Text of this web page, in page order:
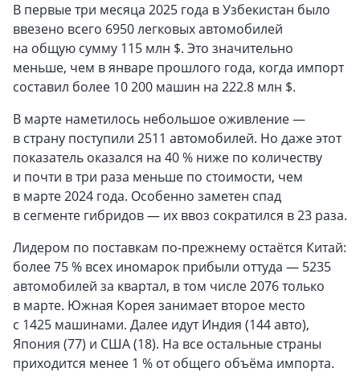
В первые три месяца 2025 года в Узбекистан было
ввезено всего 6950 легковых автомобилей
на общую сумму 115 млн $. Это значительно
меньше, чем в январе прошлого года, когда импорт
составил более 10 200 машин на 222.8 млн $.
В марте наметилось небольшое оживление —
в страну поступили 2511 автомобилей. Но даже этот
показатель оказался на 40 % ниже по количеству
и почти в три раза меньше по стоимости, чем
в марте 2024 года. Особенно заметен спад
в сегменте гибридов — их ввоз сократился в 23 раза.
Лидером по поставкам по-прежнему остаётся Китай:
более 75 % всех иномарок прибыли оттуда — 5235
автомобилей за квартал, в том числе 2076 только
в марте. Южная Корея занимает второе место
с 1425 машинами. Далее идут Индия (144 авто),
Япония (77) и США (18). На все остальные страны
приходится менее 1 % от общего объёма импорта.